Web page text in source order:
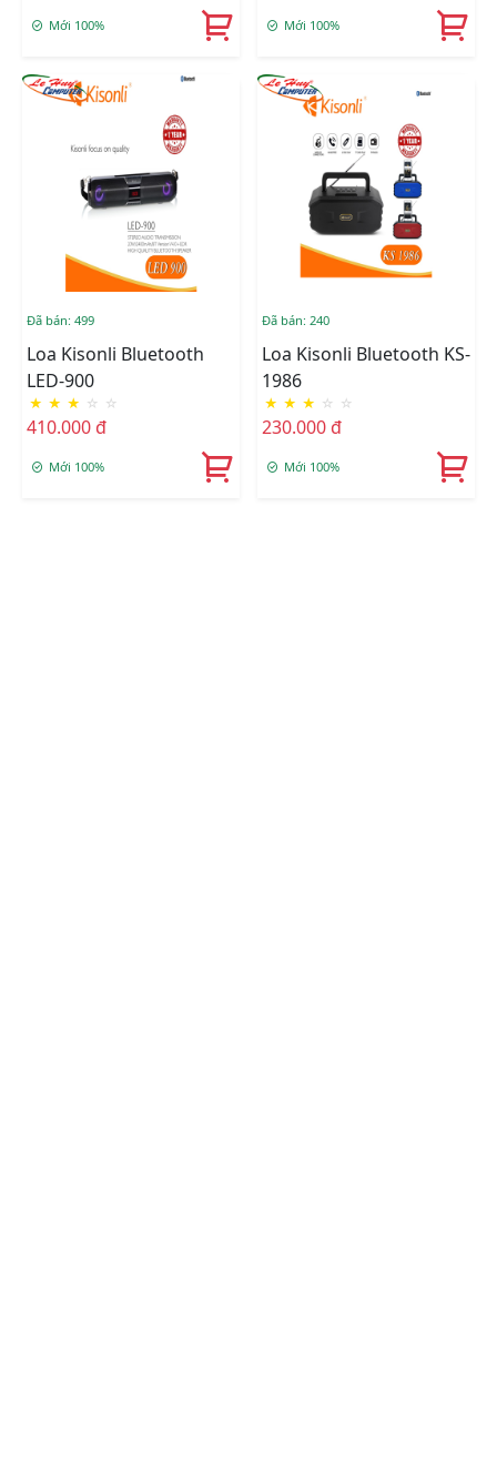
Mới 100% Mới 100%
Đã bán: 499
Loa Kisonli Bluetooth
LED-900
★ ★ ★ ☆ ☆
410.000 đ
Mới 100%
Đã bán: 240
Loa Kisonli Bluetooth KS-
1986
★ ★ ★ ☆ ☆
230.000 đ
Mới 100%